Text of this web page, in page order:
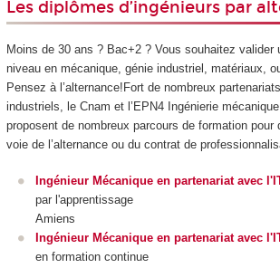
Les diplômes d’ingénieurs par
Moins de 30 ans ? Bac+2 ? Vous souhaitez valider
niveau en mécanique, génie industriel, matériaux,
Pensez à l’alternance!Fort de nombreux
industriels, le Cnam et l’EPN4 Ingénierie
proposent de nombreux parcours de formation pour
voie de l’alternanceou du contrat de
Ingénieur Mécanique en partenariat avec
par l'apprentissage
Amiens
Ingénieur Mécanique en partenariat avec
en formation continue